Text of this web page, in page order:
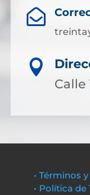


Calle
• Términos
• Política